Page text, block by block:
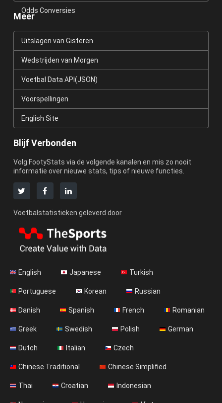
Odds Conversies
Meer
Uitslagen van Gisteren
Wedstrijden van Morgen
Voetbal Data API(JSON)
Voorspellingen
English Site
Blijf Verbonden
Volg FootyStats via de volgende kanalen en mis zo nooit
informatie over nieuwe stats, tips of nieuwe functies.
Voetbalstatistieken geleverd door
English Japanese Turkish
Portuguese Korean Russian
Danish Spanish French Romanian
Greek Swedish Polish German
Dutch Italian Czech
Chinese Traditional Chinese Simplified
Thai Croatian Indonesian